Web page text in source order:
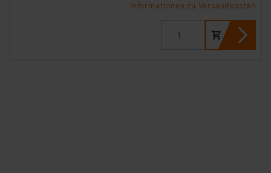
Informationen zu Versandkosten